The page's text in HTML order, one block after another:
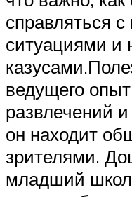
справляться
ситуациями и
ведущего
развлечений
он находит
зрителями.
младший